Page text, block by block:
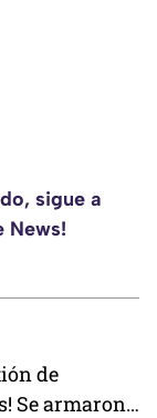
sigue a
News!
de
Se armaron